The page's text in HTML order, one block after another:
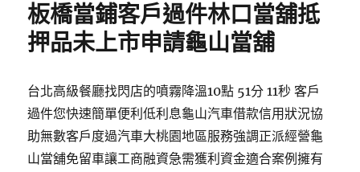
板橋當鋪客戶過件林口當舖抵
押品未上市申請龜山當舖
台北高級餐廳找閃店的噴霧降溫10點 51分 11秒 客戶
過件您快速簡單便利低利息龜山汽車借款信用狀況協
助無數客戶度過汽車大桃園地區服務強調正派經營龜
山當舖免留車讓工商融資急需獲利資金適合案例擁有